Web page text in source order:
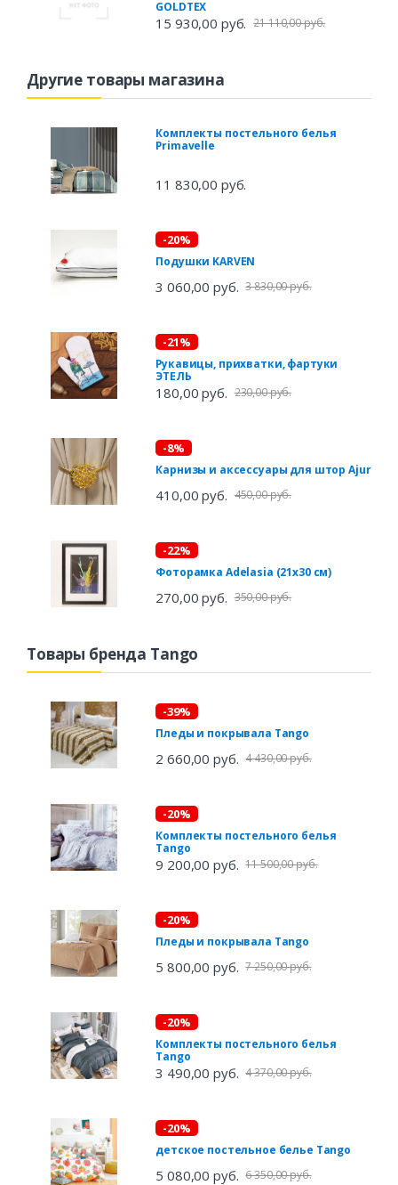
GOLDTEX
15 930,00 руб. 21 110,00 руб.
Другие товары магазина
Комплекты постельного белья
Primavelle
11 830,00 руб.
-20%
Подушки KARVEN
3 060,00 руб. 3 830,00 руб.
-21%
Рукавицы, прихватки, фартуки
ЭТЕЛЬ
180,00 руб. 230,00 руб.
-8%
Карнизы и аксессуары для штор Ajur
410,00 руб. 450,00 руб.
-22%
Фоторамка Adelasia (21х30 см)
270,00 руб. 350,00 руб.
Товары бренда Tango
-39%
Пледы и покрывала Tango
2 660,00 руб. 4 430,00 руб.
-20%
Комплекты постельного белья
Tango
9 200,00 руб. 11 500,00 руб.
-20%
Пледы и покрывала Tango
5 800,00 руб. 7 250,00 руб.
-20%
Комплекты постельного белья
Tango
3 490,00 руб. 4 370,00 руб.
-20%
детское постельное белье Tango
5 080,00 руб. 6 350,00 руб.